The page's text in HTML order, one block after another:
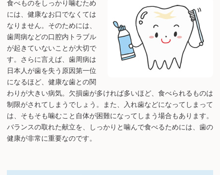
食べものをしっかり噛むため
には、健康なお口でなくては
なりません。そのためには、
歯周病などの口腔内トラブル
が起きていないことが大切で
す。さらに言えば、歯周病は
日本人が歯を失う原因第一位
になるほど、健康な歯との関
わりが大きい病気。欠損歯が多ければ多いほど、食べられるものは
制限がされてしまうでしょう。また、入れ歯などになってしまって
は、そもそも噛むこと自体が困難になってしまう場合もあります。
バランスの取れた献立を、しっかりと噛んで食べるためには、歯の
健康が非常に重要なのです。